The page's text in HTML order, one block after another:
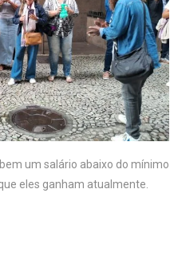
um salário abaixo do
eles ganham atualmente.